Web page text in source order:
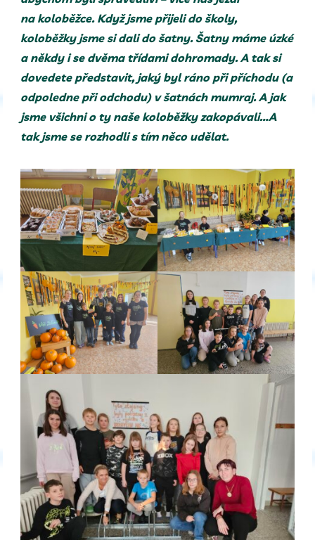
na koloběžce. Když jsme přijeli do školy,
koloběžky jsme si dali do šatny. Šatny máme úzké
a někdy i se dvěma třídami dohromady. A tak si
dovedete představit, jaký byl ráno při příchodu (a
odpoledne při odchodu) v šatnách mumraj. A jak
jsme všichni o ty naše koloběžky zakopávali…A
tak jsme se rozhodli s tím něco udělat.